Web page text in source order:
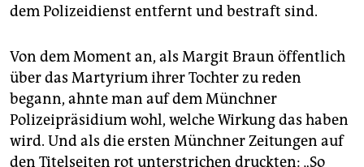
dem Polizeidienst entfernt und bestraft sind.
Von dem Moment an, als Margit Braun öffentlich
über das Martyrium ihrer Tochter zu reden
begann, ahnte man auf dem Münchner
Polizeipräsidium wohl, welche Wirkung das haben
wird. Und als die ersten Münchner Zeitungen auf
den Titelseiten rot unterstrichen druckten: „So